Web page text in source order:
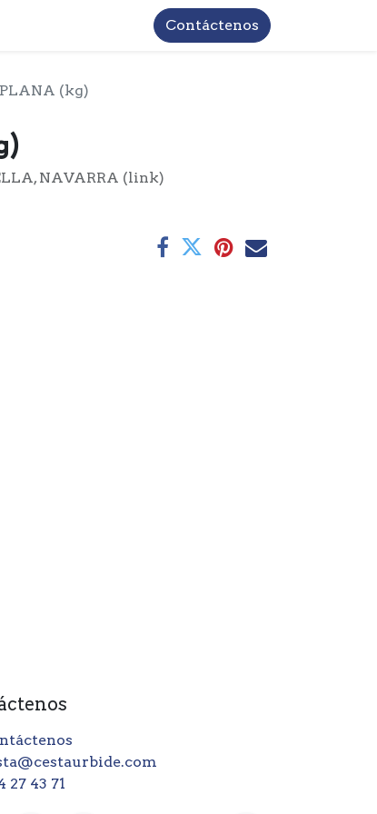
INFORMACIÓN BASICA LOPD
Contáctenos
(kg)
NAVARRA (link)
27 43 71